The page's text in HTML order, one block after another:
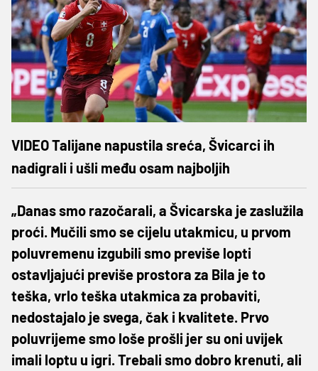
VIDEO Talijane napustila sreća, Švicarci ih
nadigrali i ušli među osam najboljih
„Danas smo razočarali, a Švicarska je zaslužila
proći. Mučili smo se cijelu utakmicu, u prvom
poluvremenu izgubili smo previše lopti
ostavljajući previše prostora za Bila je to
teška, vrlo teška utakmica za probaviti,
nedostajalo je svega, čak i kvalitete. Prvo
poluvrijeme smo loše prošli jer su oni uvijek
imali loptu u igri. Trebali smo dobro krenuti, ali